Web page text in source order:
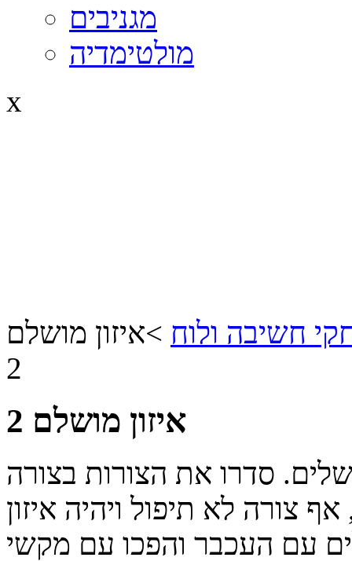
מגניבים
מולטימדיה
x
חשיבה ולוח >איזון מושלם
2
איזון מושלם 2
סדרו את הצורות בצורה
צורה לא תיפול ויהיה איזון